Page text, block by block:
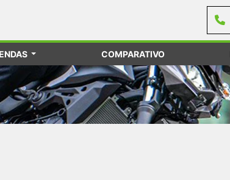
COMPARATIVO